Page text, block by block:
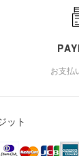
お支払
ット